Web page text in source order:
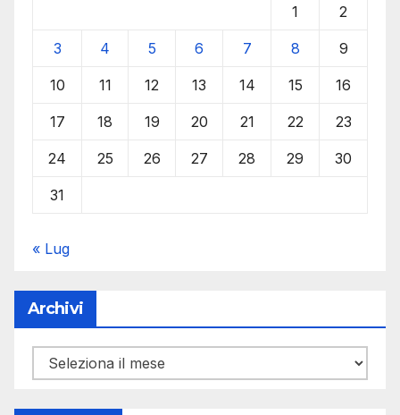
1 2
3 4 5 6 7 8 9
10 11 12 13 14 15 16
17 18 19 20 21 22 23
24 25 26 27 28 29 30
31
« Lug
Archivi
Archivi